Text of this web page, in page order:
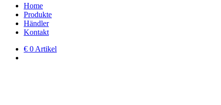
Home
Produkte
Händler
Kontakt
€ 0 Artikel